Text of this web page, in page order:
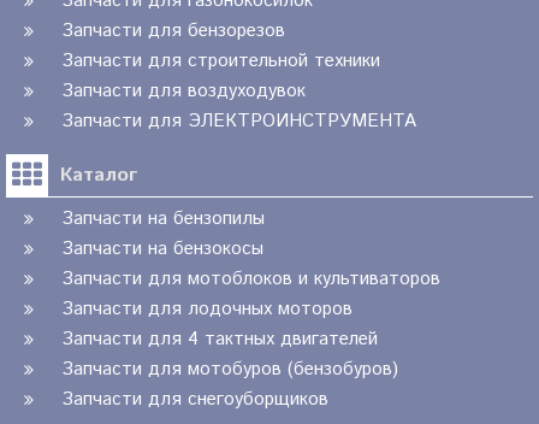
Запчасти для бензорезов
Запчасти для строительной техники
Запчасти для воздуходувок
Запчасти для ЭЛЕКТРОИНСТРУМЕНТА
Каталог
Запчасти на бензопилы
Запчасти на бензокосы
Запчасти для мотоблоков и культиваторов
Запчасти для лодочных моторов
Запчасти для 4 тактных двигателей
Запчасти для мотобуров (бензобуров)
Запчасти для снегоуборщиков